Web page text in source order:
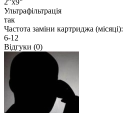
Ультрафільтрація
так
Частота заміни картриджа (місяці):
6-12
Відгуки (0)